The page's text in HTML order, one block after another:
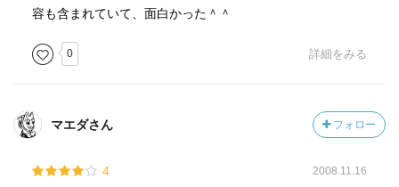
容も含まれていて、面白かった＾＾
0 詳細をみる
マエダさん フォロー
4 2008.11.16